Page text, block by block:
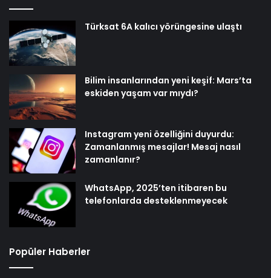
Türksat 6A kalıcı yörüngesine ulaştı
Bilim insanlarından yeni keşif: Mars’ta
eskiden yaşam var mıydı?
Instagram yeni özelliğini duyurdu:
Zamanlanmış mesajlar! Mesaj nasıl
zamanlanır?
WhatsApp, 2025’ten itibaren bu
telefonlarda desteklenmeyecek
Popüler Haberler